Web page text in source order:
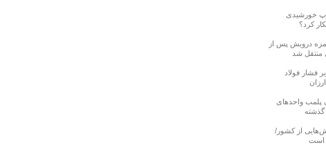
خورشیدی
کرد؟
درویش پس از
منتقل شد
فشار فولاد
شدن پلمب واحدهای
از کشور/
است